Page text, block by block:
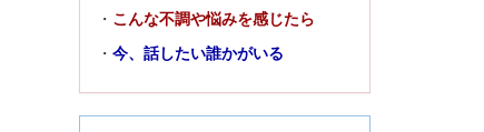
・ こんな不調や悩みを感じたら
・ 今、話したい誰かがいる